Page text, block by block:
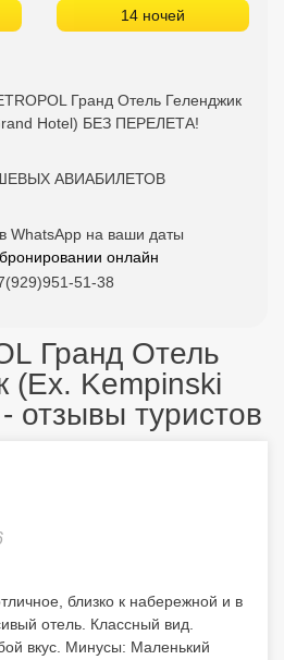
14 ночей
Гранд Отель Геленджик
Hotel) БЕЗ ПЕРЕЛЕТА!
АВИАБИЛЕТОВ
WhatsApp на ваши даты
онлайн
51-38
Гранд Отель
(Ex. Kempinski
отзывы туристов
близко к набережной и в
отель. Классный вид.
вкус. Минусы: Маленький